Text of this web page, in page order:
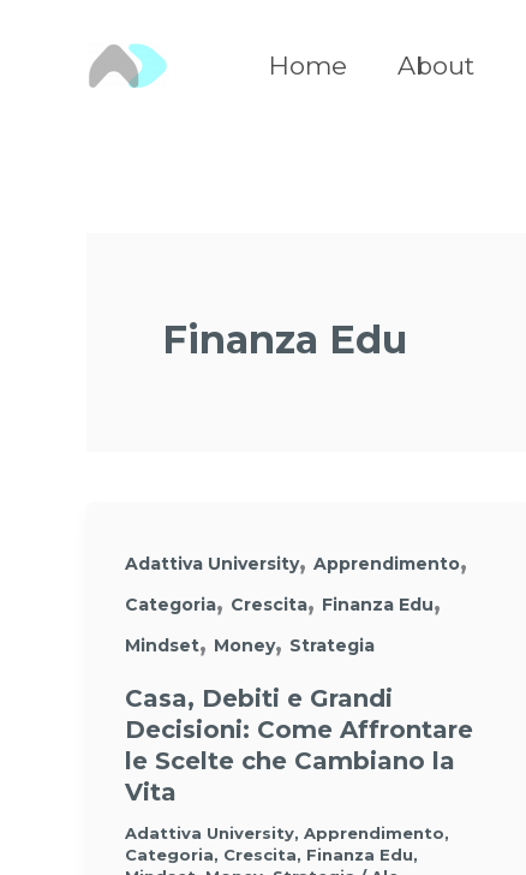
Home About
Finanza Edu
Adattiva University, Apprendimento,
Categoria, Crescita, Finanza Edu,
Mindset, Money, Strategia
Casa, Debiti e Grandi
Decisioni: Come Affrontare
le Scelte che Cambiano la
Vita
Adattiva University, Apprendimento,
Categoria, Crescita, Finanza Edu,